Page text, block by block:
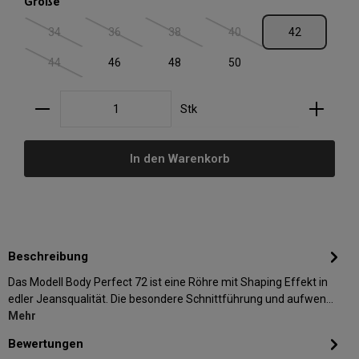
34(Diese Option ist zurzeit nicht verfügbar.)
36(Diese Option ist zurzeit nicht verfügbar.)
38(Diese Option ist zurzeit nicht verfügbar.)
40(Diese Option ist zurzeit
42
44(Diese Option ist zurzeit nicht verfügbar.)
46 48 50
Produkt Anzahl: Gib den gewünschten Wert ein
Stk
In den Warenkorb
Beschreibung
Das Modell Body Perfect 72 ist eine Röhre mit Shaping Effekt in
edler Jeansqualität. Die besondere Schnittführung und aufwen…
Mehr
Bewertungen